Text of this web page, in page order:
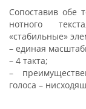
Сопоставив обе
нотного
«стабильные»
– единая
– 4 такта;
–
голоса –